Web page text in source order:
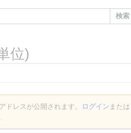
検索
位)
ドレスが公開されます。 ログイン または